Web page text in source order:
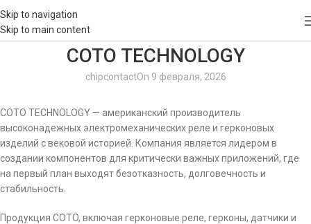
Skip to navigation
Skip to main content
COTO TECHNOLOGY
chipcontactOn 9 февраля, 2026
COTO TECHNOLOGY — американский производитель
высоконадежных электромеханических реле и герконовых
изделий с вековой историей. Компания является лидером в
создании компонентов для критически важных приложений, где
на первый план выходят безотказность, долговечность и
стабильность.
Продукция COTO, включая герконовые реле, герконы, датчики и